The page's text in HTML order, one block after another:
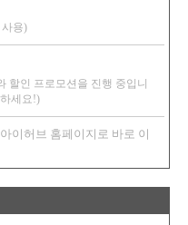
용)
할인 프로모션을 진행 중입니
세요!)
이허브 홈페이지로 바로 이